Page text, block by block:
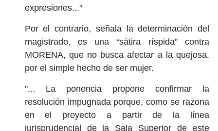
expresiones..."
Por el contrario, señala la determinación del
magistrado, es una “sátira ríspida” contra
MORENA, que no busca afectar a la quejosa,
por el simple hecho de ser mujer.
"... La ponencia propone confirmar la
resolución impugnada porque, como se razona
en el proyecto a partir de la línea
jurisprudencial de la Sala Superior de este